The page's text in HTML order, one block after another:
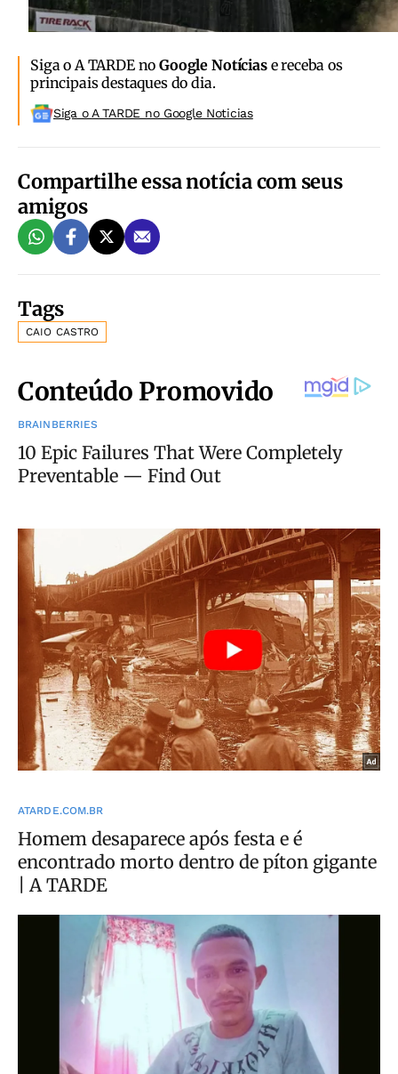
Siga o A TARDE noGoogle Notíciase receba os
principais destaques do dia.
Siga o A TARDE no Google Noticias
Compartilhe essa notícia com seus
amigos
Tags
CAIO CASTRO